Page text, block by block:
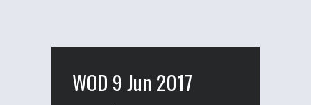
WOD 9 Jun 2017